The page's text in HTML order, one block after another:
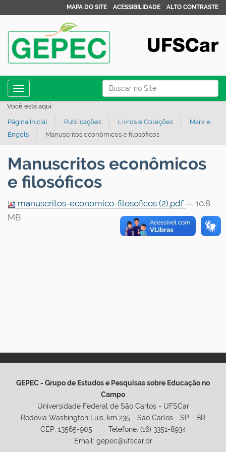
Busca
Busca Avançada…
MAPA DO SITE ACESSIBILIDADE ALTO CONTRASTE
Toggle navigation
Você está aqui:
Página Inicial Publicações Livros e Coleções
Marx e
Engels
Manuscritos econômicos e filosóficos
Manuscritos econômicos
e filosóficos
manuscritos-economico-filosoficos (2).pdf — 10.8
MB
GEPEC - Grupo de Estudos e Pesquisas sobre Educação no
Campo
Universidade Federal de São Carlos - UFSCar
Rodovia Washington Luis, km 235 - São Carlos - SP - BR
CEP: 13565-905 Telefone: (16) 3351-8934
Email: gepec@ufscar.br